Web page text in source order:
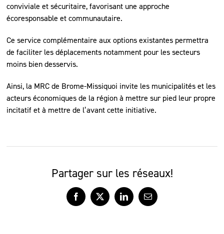
conviviale et sécuritaire, favorisant une approche
écoresponsable et communautaire.
Ce service complémentaire aux options existantes permettra
de faciliter les déplacements notamment pour les secteurs
moins bien desservis.
Ainsi, la MRC de Brome-Missiquoi invite les municipalités et les
acteurs économiques de la région à mettre sur pied leur propre
incitatif et à mettre de l’avant cette initiative.
Partager sur les réseaux!
Facebook
X LinkedInCourriel